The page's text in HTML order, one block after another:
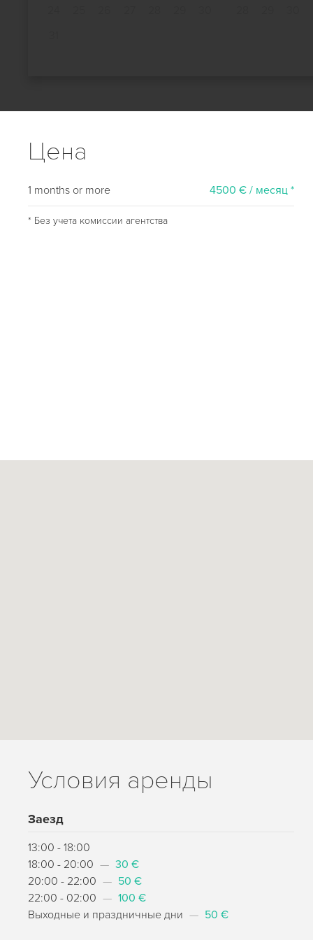
Цена
1 months or more 4500 € / месяц *
* Без учета комиссии агентства
Условия аренды
Заезд
13:00 - 18:00
18:00 - 20:00 — 30 €
20:00 - 22:00 — 50 €
22:00 - 02:00 — 100 €
Выходные и праздничные дни — 50 €